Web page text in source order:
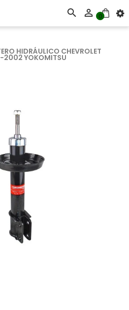
  0
HIDRÁULICO CHEVROLET
2002 YOKOMITSU